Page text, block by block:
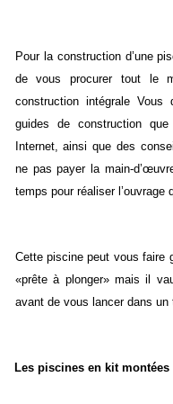
Pour la construction d’une
de vous procurer tout le
construction intégrale
guides de construction
Internet, ainsi que des
ne pas payer la main-
temps pour réaliser l’ouvrage
Cette piscine peut vous faire
«prête à plonger» mais il
avant de vous lancer dans un
Les piscines en kit